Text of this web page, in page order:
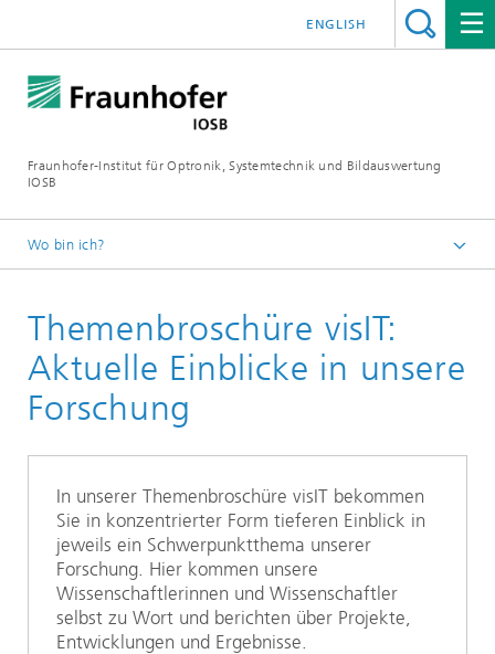
Fraunhofer-Institut für Optronik, Systemtechnik und Bildauswertung
IOSB
ENGLISH
Wo bin ich?
Publikationen
Themenbroschüre visIT:
Aktuelle Einblicke in unsere
Forschung
In unserer Themenbroschüre visIT bekommen
Sie in konzentrierter Form tieferen Einblick in
jeweils ein Schwerpunktthema unserer
Forschung. Hier kommen unsere
Wissenschaftlerinnen und Wissenschaftler
selbst zu Wort und berichten über Projekte,
Entwicklungen und Ergebnisse.